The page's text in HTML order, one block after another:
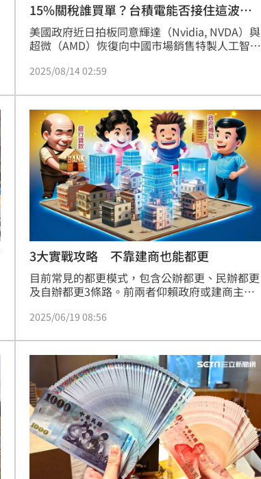
15%關稅誰買單？台積電能否接住這波
單？
美國政府近日拍板同意輝達（Nvidia, NVDA）與
超微（AMD）恢復向中國市場銷售特製人工智慧
銷售額需額外繳納15%關稅，直接上繳美國政
機，也是利潤被壓縮的新挑戰，投資人正面臨一
場高風險、高不確定性的博弈。不過，看似間接
受益者的台積電，才是許多股民真正關注的焦
點。
2025/08/14 02:59
3大實戰攻略 不靠建商也能都更
目前常見的都更模式，包含公辦都更、民辦都更
及自辦都更3條路。前兩者仰賴政府或建商主動
程，且可100％分回居住面積，不必與建商分
家，提供一套從組織到融資的自辦都更實戰攻
略。
2025/06/19 08:56